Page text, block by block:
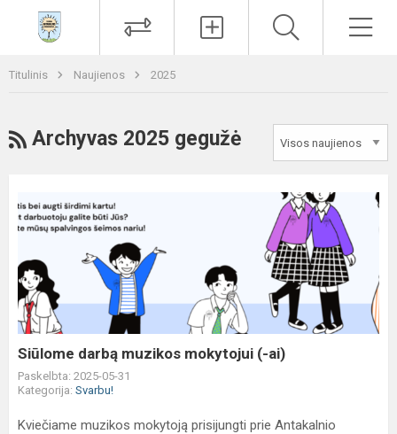
Titulinis Naujienos 2025
RSS
Archyvas 2025 gegužė
Siūlome
darbą
mokytojui
(-
ai)
Siūlome darbą muzikos mokytojui (-ai)
Paskelbta: 2025-05-31
Kategorija: Svarbu!
Kviečiame muzikos mokytoją prisijungti prie Antakalnio